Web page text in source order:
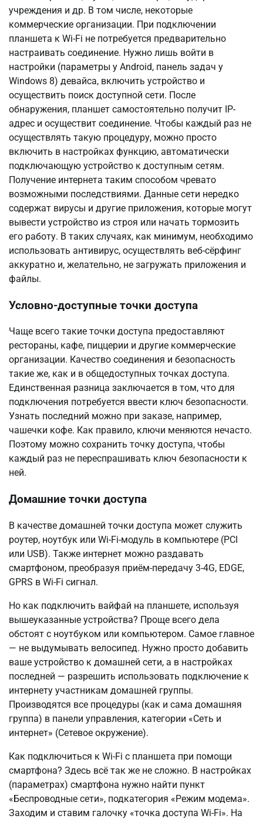
учреждения и др. В том числе, некоторые
коммерческие организации. При подключении
планшета к Wi-Fi не потребуется предварительно
настраивать соединение. Нужно лишь войти в
настройки (параметры у Android, панель задач у
Windows 8) девайса, включить устройство и
осуществить поиск доступной сети. После
обнаружения, планшет самостоятельно получит IP-
адрес и осуществит соединение. Чтобы каждый раз не
осуществлять такую процедуру, можно просто
включить в настройках функцию, автоматически
подключающую устройство к доступным сетям.
Получение интернета таким способом чревато
возможными последствиями. Данные сети нередко
содержат вирусы и другие приложения, которые могут
вывести устройство из строя или начать тормозить
его работу. В таких случаях, как минимум, необходимо
использовать антивирус, осуществлять веб-сёрфинг
аккуратно и, желательно, не загружать приложения и
файлы.
Условно-доступные точки доступа
Чаще всего такие точки доступа предоставляют
рестораны, кафе, пиццерии и другие коммерческие
организации. Качество соединения и безопасность
такие же, как и в общедоступных точках доступа.
Единственная разница заключается в том, что для
подключения потребуется ввести ключ безопасности.
Узнать последний можно при заказе, например,
чашечки кофе. Как правило, ключи меняются нечасто.
Поэтому можно сохранить точку доступа, чтобы
каждый раз не переспрашивать ключ безопасности к
ней.
Домашние точки доступа
В качестве домашней точки доступа может служить
роутер, ноутбук или Wi-Fi-модуль в компьютере (PCI
или USB). Также интернет можно раздавать
смартфоном, преобразуя приём-передачу 3-4G, EDGE,
GPRS в Wi-Fi сигнал.
Но как подключить вайфай на планшете, используя
вышеуказанные устройства? Проще всего дела
обстоят с ноутбуком или компьютером. Самое главное
— не выдумывать велосипед. Нужно просто добавить
ваше устройство к домашней сети, а в настройках
последней — разрешить использовать подключение к
интернету участникам домашней группы.
Производятся все процедуры (как и сама домашняя
группа) в панели управления, категории «Сеть и
интернет» (Сетевое окружение).
Как подключиться к Wi-Fi с планшета при помощи
смартфона? Здесь всё так же не сложно. В настройках
(параметрах) смартфона нужно найти пункт
«Беспроводные сети», подкатегория «Режим модема».
Заходим и ставим галочку «точка доступа Wi-Fi». На